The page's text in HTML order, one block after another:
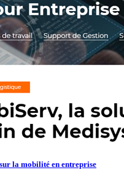
la mobilité en entreprise